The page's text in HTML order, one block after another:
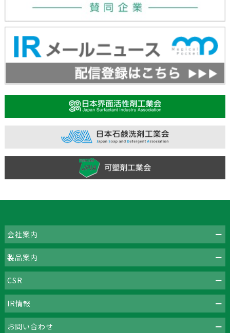
会社案内
製品案内
CSR
IR情報
お問い合わせ